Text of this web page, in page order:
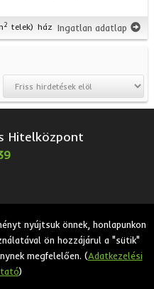
nyújtsuk önnek, honlapunkon
ön hozzájárul a "sütik"
megfelelően. (Adatkezelési
)
2 telek) ház Ingatlan adatlap
Hitelközpont
és Hitelközpont - Eladó,
kiadó, bérbeadó ingatlanok.